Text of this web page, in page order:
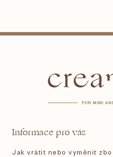
Informace pro vás
Jak vrátit nebo vyměnit